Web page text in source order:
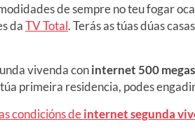
de sempre no teu fogar
daTV Total. Terás as túas dúas
vivenda coninternet 500 megas
primeira residencia, podes
condicións deinternet segunda